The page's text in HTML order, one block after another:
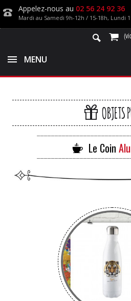
Appelez-nous au 02 56 24 92 36
Mardi au Samedi 9h-12h / 15-18h, Lundi
MENU
OBJETS
Le Coin